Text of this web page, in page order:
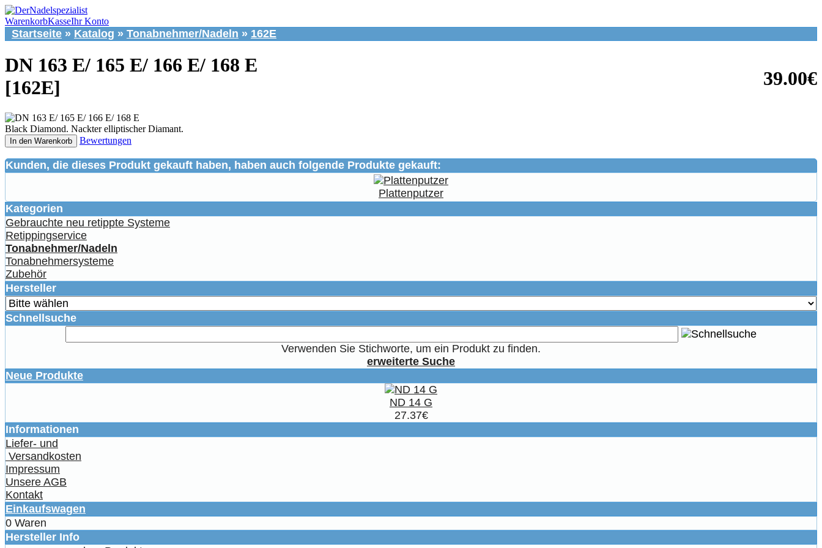
WarenkorbKasseIhr Konto
Startseite » Katalog » Tonabnehmer/Nadeln » 162E
39.00€
DN 163 E/ 165 E/ 166 E/ 168 E
[162E]
Black Diamond. Nackter elliptischer Diamant.
In den Warenkorb Bewertungen
Kunden, die dieses Produkt gekauft haben, haben auch folgende Produkte gekauft:
Plattenputzer
Kategorien
Gebrauchte neu retippte Systeme
Retippingservice
Tonabnehmer/Nadeln
Tonabnehmersysteme
Zubehör
Hersteller
Schnellsuche
Verwenden Sie Stichworte, um ein Produkt zu finden.
erweiterte Suche
Neue Produkte
ND 14 G
27.37€
Informationen
Liefer- und
Versandkosten
Impressum
Unsere AGB
Kontakt
Einkaufswagen
0 Waren
Hersteller Info